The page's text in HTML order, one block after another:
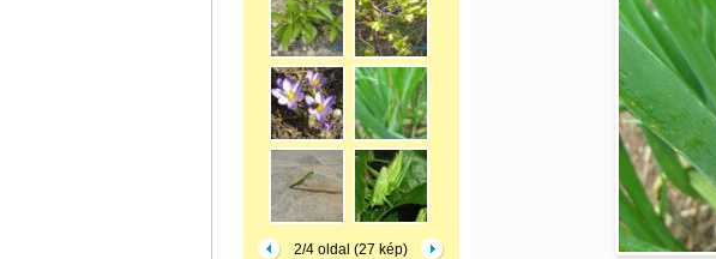
2/4 oldal (27 kép)